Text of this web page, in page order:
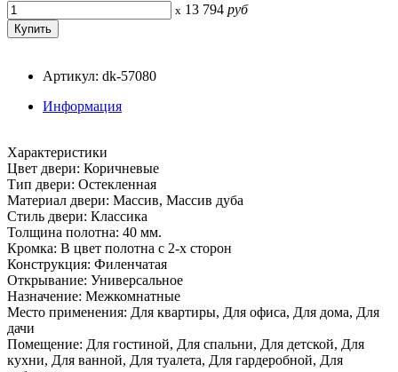
x 13 794 руб
Артикул: dk-57080
Информация
Характеристики
Цвет двери: Коричневые
Тип двери: Остекленная
Материал двери: Массив, Массив дуба
Стиль двери: Классика
Толщина полотна: 40 мм.
Кромка: В цвет полотна с 2-х сторон
Конструкция: Филенчатая
Открывание: Универсальное
Назначение: Межкомнатные
Место применения: Для квартиры, Для офиса, Для дома, Для
дачи
Помещение: Для гостиной, Для спальни, Для детской, Для
кухни, Для ванной, Для туалета, Для гардеробной, Для